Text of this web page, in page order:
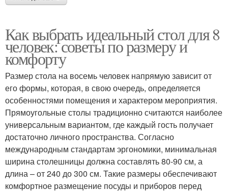
Как выбрать идеальный стол для 8
человек: советы по размеру и
комфорту
Размер стола на восемь человек напрямую зависит от
его формы, которая, в свою очередь, определяется
особенностями помещения и характером мероприятия.
Прямоугольные столы традиционно считаются наиболее
универсальным вариантом, где каждый гость получает
достаточно личного пространства. Согласно
международным стандартам эргономики, минимальная
ширина столешницы должна составлять 80-90 см, а
длина – от 240 до 300 см. Такие размеры обеспечивают
комфортное размещение посуды и приборов перед